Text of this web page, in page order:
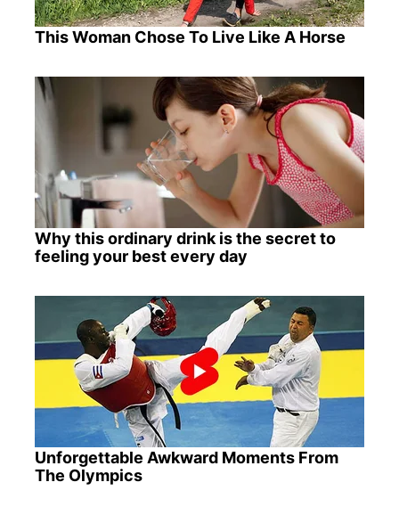
This Woman Chose To Live Like A Horse
Why this ordinary drink is the secret to
feeling your best every day
Unforgettable Awkward Moments From
The Olympics